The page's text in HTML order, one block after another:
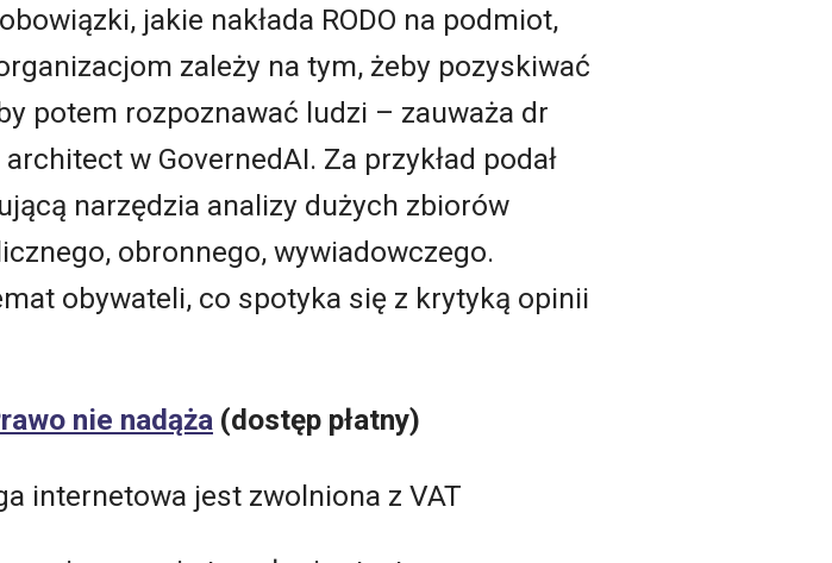
jakie nakłada RODO na podmiot,
zależy na tym, żeby pozyskiwać
potem rozpoznawać ludzi – zauważa dr
w GovernedAI. Za przykład podał
narzędzia analizy dużych zbiorów
obronnego, wywiadowczego.
obywateli, co spotyka się z krytyką opinii
nie nadąża (dostęp płatny)
internetowa jest zwolniona z VAT